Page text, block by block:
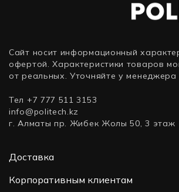
Сайт носит информационный
офертой. Характеристики товаров
от реальных. Уточняйте у менеджера
Тел +7 777 511 3153
info@politech.kz
г. Алматы пр. Жибек Жолы 50, 3 этаж
Доставка
Корпоративным клиентам